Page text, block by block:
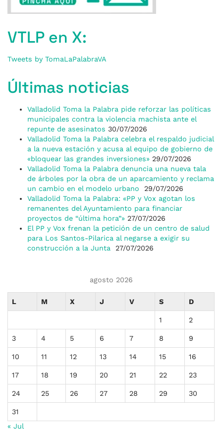
VTLP en X:
Tweets by TomaLaPalabraVA
Últimas noticias
Valladolid Toma la Palabra pide reforzar las políticas
municipales contra la violencia machista ante el
repunte de asesinatos 30/07/2026
Valladolid Toma la Palabra celebra el respaldo judicial
a la nueva estación y acusa al equipo de gobierno de
«bloquear las grandes inversiones» 29/07/2026
Valladolid Toma la Palabra denuncia una nueva tala
de árboles por la obra de un aparcamiento y reclama
un cambio en el modelo urbano
29/07/2026
Valladolid Toma la Palabra: «PP y Vox agotan los
remanentes del Ayuntamiento para financiar
proyectos de “última hora”» 27/07/2026
El PP y Vox frenan la petición de un centro de salud
para Los Santos-Pilarica al negarse a exigir su
construcción a la Junta
27/07/2026
agosto 2026
L M X J V S D
1 2
3 4 5 6 7 8 9
10 11 12 13 14 15 16
17 18 19 20 21 22 23
24 25 26 27 28 29 30
31
« Jul